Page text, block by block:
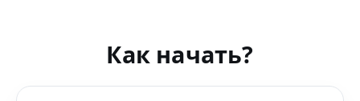
Как начать?